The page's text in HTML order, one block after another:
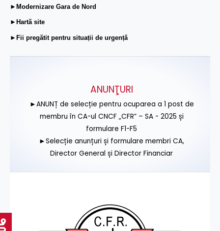
►Modernizare Gara de Nord
►Hartă site
►Fii pregătit pentru situații de urgență
ANUNŢURI
►ANUNȚ de selecție pentru ocuparea a 1 post de
membru în CA-ul CNCF „CFR” – SA - 2025 și
formulare F1-F5
►Selecție anunțuri și formulare membri CA,
Director General și Director Financiar